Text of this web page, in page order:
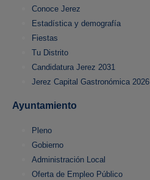
Conoce Jerez
Estadística y demografía
Fiestas
Tu Distrito
Candidatura Jerez 2031
Jerez Capital Gastronómica 2026
Ayuntamiento
Pleno
Gobierno
Administración Local
Oferta de Empleo Público